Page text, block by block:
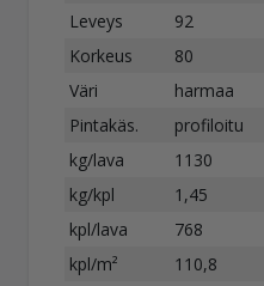
Leveys
92
Korkeus
80
Väri
harmaa
Pintakäs.
profiloitu
kg/lava
1130
kg/kpl
1,45
kpl/lava
768
kpl/m²
110,8